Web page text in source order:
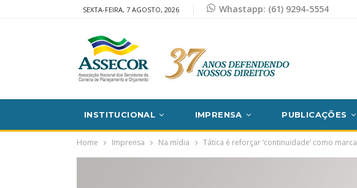
SEXTA-FEIRA, 7 AGOSTO, 2026 Whastapp: (61) 9294-5554
INSTITUCIONAL IMPRENSA PUBLICAÇÕES
Home Imprensa Na mídia Tática é reforçar ‘continuidade’ como marca